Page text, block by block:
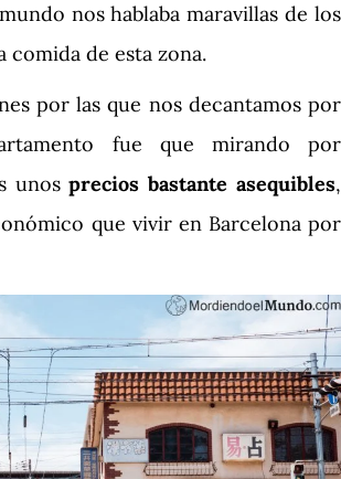
nos hablaba maravillas de los
comida de esta zona.
por las que nos decantamos por
fue que mirando por
unosprecios bastante asequibles,
que vivir en Barcelona por